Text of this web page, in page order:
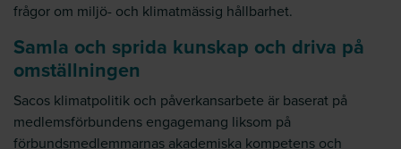
frågor om miljö- och klimatmässig hållbarhet.
Samla och sprida kunskap och driva på
omställningen
Sacos klimatpolitik och påverkansarbete är baserat på
medlemsförbundens engagemang liksom på
förbundsmedlemmarnas akademiska kompetens och